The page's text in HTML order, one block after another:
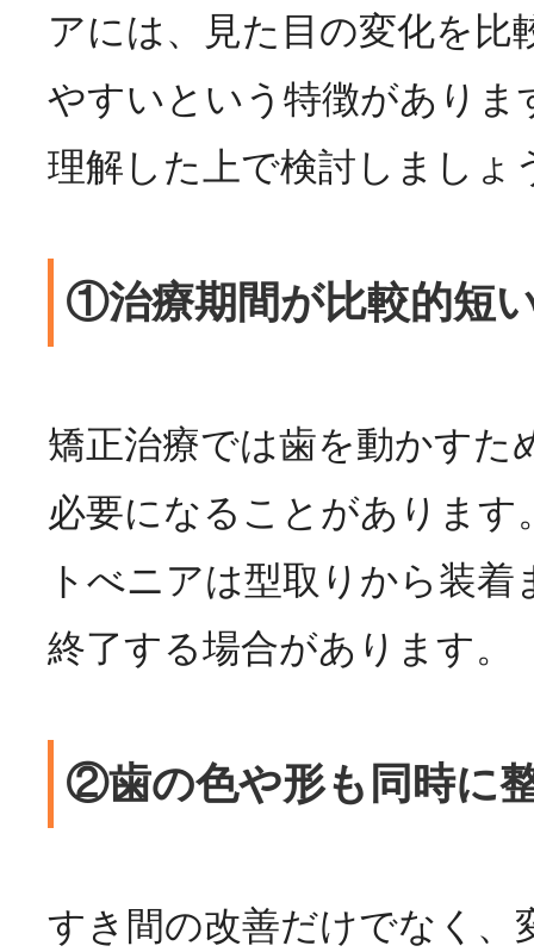
アには、見た目の変化を比
やすいという特徴がありま
理解した上で検討しましょ
①治療期間が比較的短
矯正治療では歯を動かすた
必要になることがあります
トべニアは型取りから装
終了する場合があります。
②歯の色や形も同時に
すき間の改善だけでなく、